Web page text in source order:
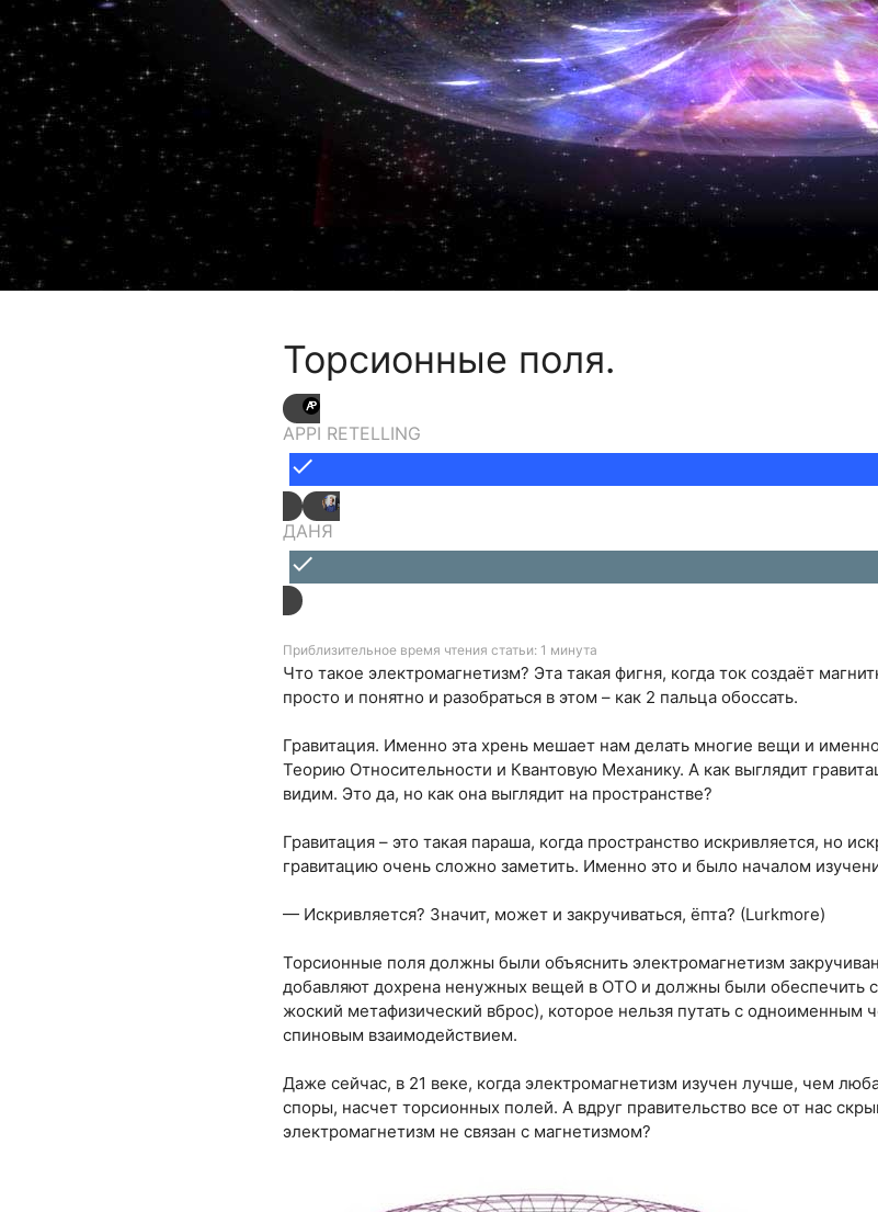
Торсионные поля.
APPI RETELLING
done
ДАНЯ
done
Приблизительное время чтения статьи: 1 минута
Что такое электромагнетизм? Эта такая фигня, когда ток создаёт
просто и понятно и разобраться в этом – как 2 пальца обоссать.
Гравитация. Именно эта хрень мешает нам делать многие вещи и
Теорию Относительности и Квантовую Механику. А как выглядит
видим. Это да, но как она выглядит на пространстве?
Гравитация – это такая параша, когда пространство искривляется, но
гравитацию очень сложно заметить. Именно это и было началом
— Искривляется? Значит, может и закручиваться, ёпта? (Lurkmore)
Торсионные поля должны были объяснить электромагнетизм
добавляют дохрена ненужных вещей в ОТО и должны были обеспечить
жоский метафизический вброс), которое нельзя путать с
спиновым взаимодействием.
Даже сейчас, в 21 веке, когда электромагнетизм изучен лучше, чем
споры, насчет торсионных полей. А вдруг правительство все от нас
электромагнетизм не связан с магнетизмом?